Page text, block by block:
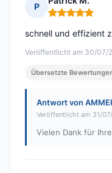
P
Hinweis: 5 von
Veröffentlicht am 30/07/
schnell und effizient
Übersetzte
Antwort von
Veröffentlicht am 31/
Vielen Dank für